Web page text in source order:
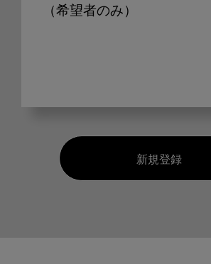
（希望者のみ）
新規登録